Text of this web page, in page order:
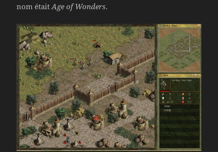
nom étaitAge of Wonders.